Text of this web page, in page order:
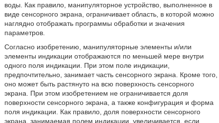
воды. Как правило, манипуляторное устройство, выполненное в
виде сенсорного экрана, ограничивает область, в которой можно
наглядно отображать программы обработки и значения
параметров.
Согласно изобретению, манипуляторные элементы и/или
элементы индикации отображаются по меньшей мере внутри
одного поля индикации. При этом поле индикации,
предпочтительно, занимает часть сенсорного экрана. Кроме того,
оно может быть растянуто на всю поверхность сенсорного
экрана. При этом изобретением не ограничивается доля
поверхности сенсорного экрана, а также конфигурация и форма
поля индикации. Как правило, доля поверхности сенсорного
экрана, занимаемая полем индикации, увеличивается, если